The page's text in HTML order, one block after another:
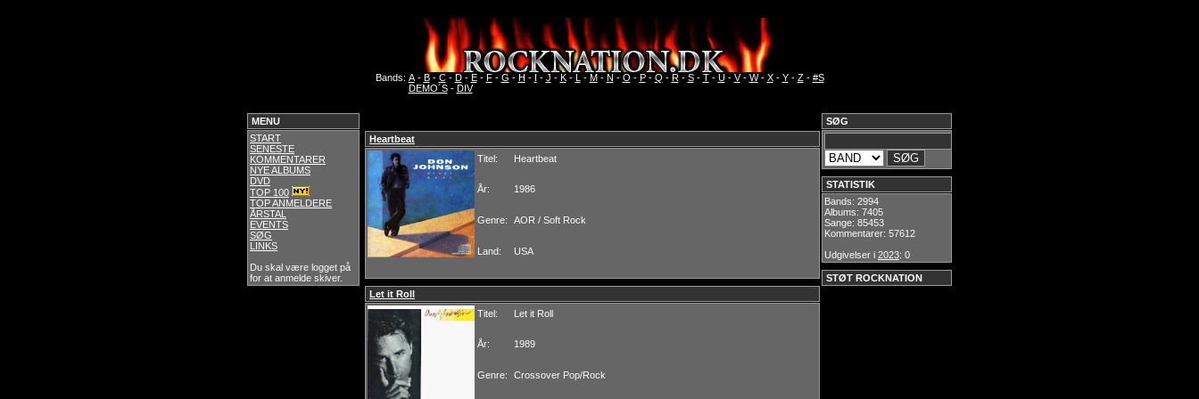
Bands: A- B- C- D- E- F- G - H - I - J - K- L - M- N - O - P- Q - R- S- T- U- V- W- X- Y- Z- #S
DEMO´S- DIV
MENU
START
SENESTE
KOMMENTARER
NYE ALBUMS
DVD
TOP 100
TOP ANMELDERE
ÅRSTAL
EVENTS
SØG
LINKS
Du skal være logget på
for at anmelde skiver.
SØG
STATISTIK
Bands: 2994
Albums: 7405
Sange: 85453
Kommentarer: 57612
Udgivelser i 2023: 0
STØT ROCKNATION
Heartbeat
Titel:
Heartbeat
År: 1986
Genre: AOR / Soft Rock
Land: USA
Let it Roll
Titel:
Let it Roll
År: 1989
Genre: Crossover Pop/Rock